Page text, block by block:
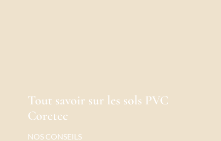
Tout savoir sur les sols PVC
Coretec
NOS CONSEILS